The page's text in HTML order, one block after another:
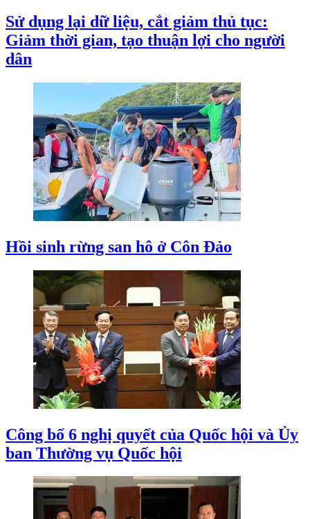
Sử dụng lại dữ liệu, cắt giảm thủ tục:
Giảm thời gian, tạo thuận lợi cho người
dân
Hồi sinh rừng san hô ở Côn Đảo
Công bố 6 nghị quyết của Quốc hội và Ủy
ban Thường vụ Quốc hội